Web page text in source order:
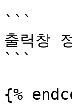
```
출력창
```
{%